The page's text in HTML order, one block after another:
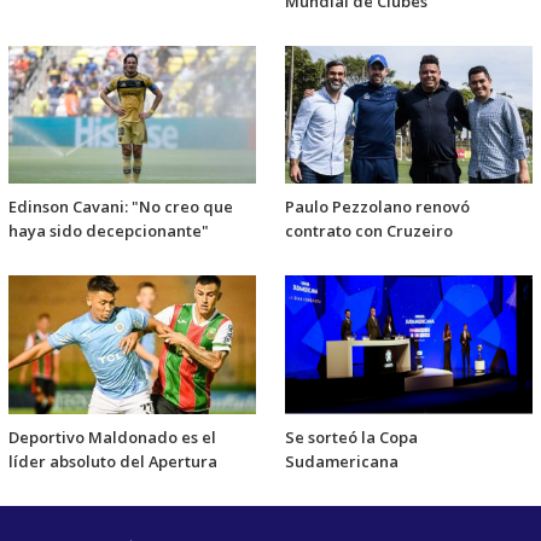
Edinson Cavani: "No creo que
haya sido decepcionante"
Paulo Pezzolano renovó
contrato con Cruzeiro
Deportivo Maldonado es el
líder absoluto del Apertura
Se sorteó la Copa
Sudamericana